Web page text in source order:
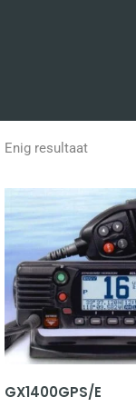
Enig resultaat
GX1400GPS/E